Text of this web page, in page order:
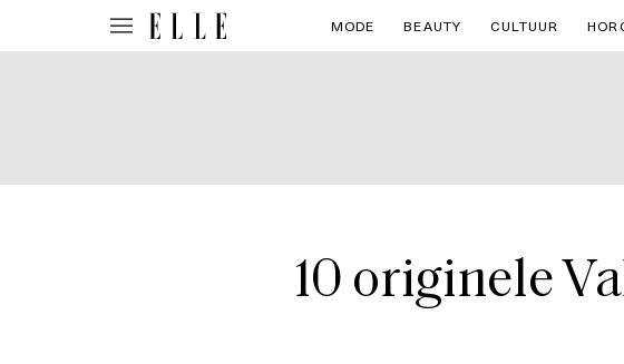
MODE BEAUTY CULTUUR
10 originele